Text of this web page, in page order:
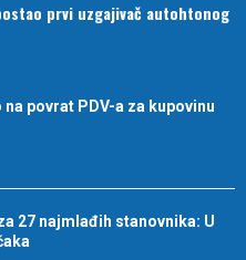
prvi uzgajivač autohtonog
na povrat PDV-a za kupovinu
27 najmlađih stanovnika: U